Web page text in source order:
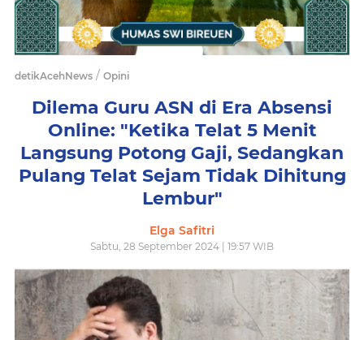
detikAcehNews / Opini
Dilema Guru ASN di Era Absensi
Online: "Ketika Telat 5 Menit
Langsung Potong Gaji, Sedangkan
Pulang Telat Sejam Tidak Dihitung
Lembur"
Elga Safitri
Sabtu, 28 September 2024 | 19:57 WIB